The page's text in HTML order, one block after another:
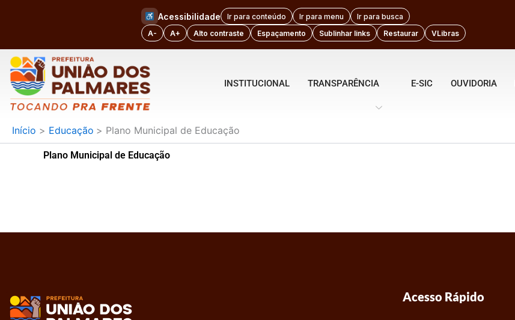
conteúdo
Acessibilidade Ir para conteúdo Ir para menu
Ir para busca
A-
A+ Alto contraste Espaçamento Sublinhar links Restaurar VLibras
INSTITUCIONAL TRANSPARÊNCIA E-SIC OUVIDORIA
Início Educação Plano Municipal de Educação
Plano Municipal de Educação
Acesso Rápido